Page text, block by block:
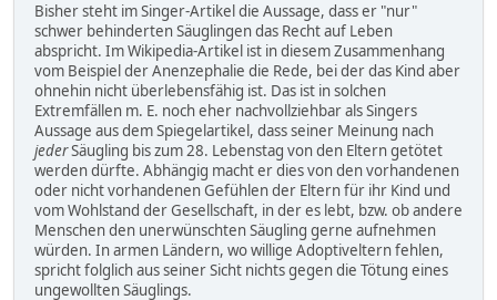
Bisher steht im Singer-Artikel die Aussage, dass er "nur"
schwer behinderten Säuglingen das Recht auf Leben
abspricht. Im Wikipedia-Artikel ist in diesem Zusammenhang
vom Beispiel der Anenzephalie die Rede, bei der das Kind aber
ohnehin nicht überlebensfähig ist. Das ist in solchen
Extremfällen m. E. noch eher nachvollziehbar als Singers
Aussage aus dem Spiegelartikel, dass seiner Meinung nach
jederSäugling bis zum 28. Lebenstag von den Eltern getötet
werden dürfte. Abhängig macht er dies von den vorhandenen
oder nicht vorhandenen Gefühlen der Eltern für ihr Kind und
vom Wohlstand der Gesellschaft, in der es lebt, bzw. ob andere
Menschen den unerwünschten Säugling gerne aufnehmen
würden. In armen Ländern, wo willige Adoptiveltern fehlen,
spricht folglich aus seiner Sicht nichts gegen die Tötung eines
ungewollten Säuglings.